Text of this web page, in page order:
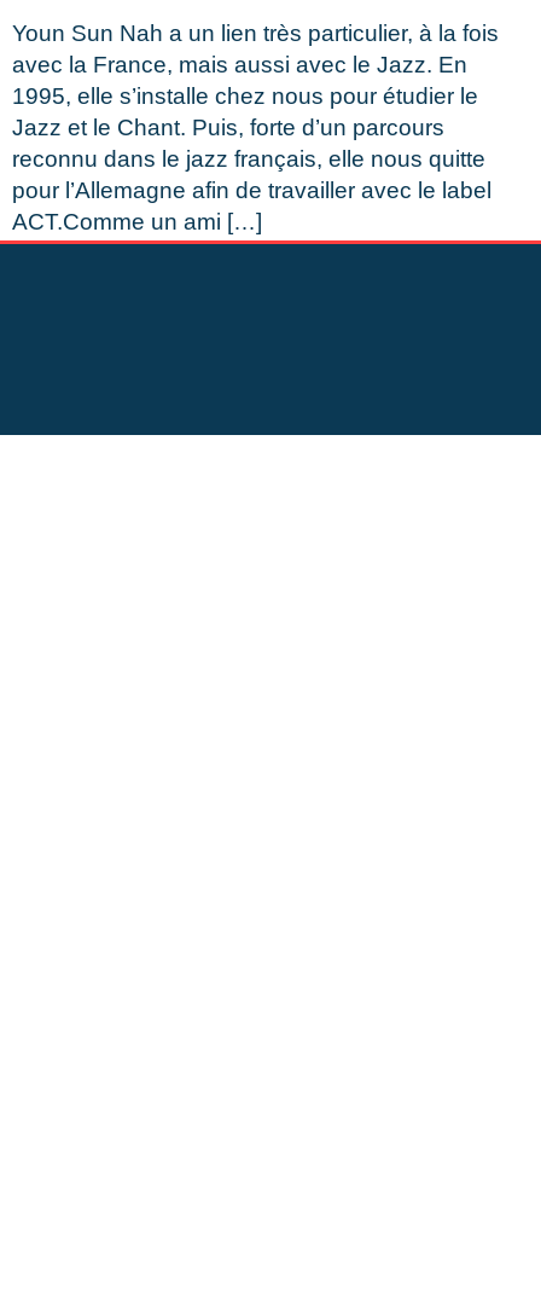
Youn Sun Nah a un lien très particulier, à la fois
avec la France, mais aussi avec le Jazz. En
1995, elle s’installe chez nous pour étudier le
Jazz et le Chant. Puis, forte d’un parcours
reconnu dans le jazz français, elle nous quitte
pour l’Allemagne afin de travailler avec le label
ACT.Comme un ami […]